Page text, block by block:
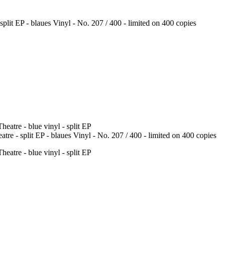
EP - blaues Vinyl - No. 207 / 400 - limited on 400 copies
- split EP - blaues Vinyl - No. 207 / 400 - limited on 400 copies